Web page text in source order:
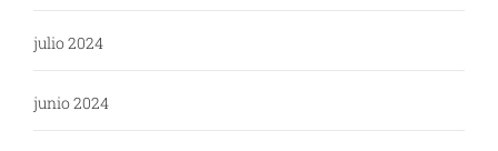
julio 2024
junio 2024